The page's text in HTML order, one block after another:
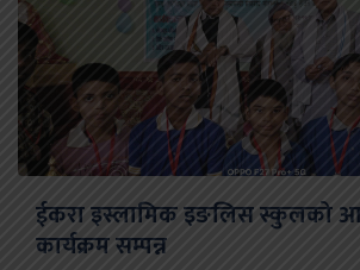
ईकरा इस्लामिक इङलिस स्कुलको
कार्यक्रम सम्पन्न